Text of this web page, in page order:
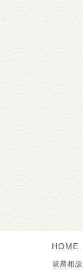
HOME
就農相談